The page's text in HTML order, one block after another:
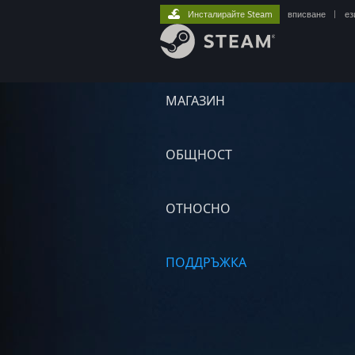
МАГАЗИН
ОБЩНОСТ
ОТНОСНО
ПОДДРЪЖКА
Инсталирайте Steam вписване